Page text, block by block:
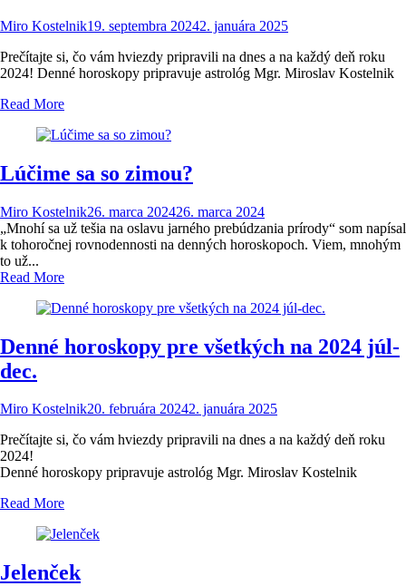
Miro Kostelnik19. septembra 20242. januára 2025
Prečítajte si, čo vám hviezdy pripravili na dnes a na každý deň roku
2024! Denné horoskopy pripravuje astrológ Mgr. Miroslav Kostelnik
Read More
Lúčime sa so zimou?
Miro Kostelnik26. marca 202426. marca 2024
„Mnohí sa už tešia na oslavu jarného prebúdzania prírody“ som napísal
k tohoročnej rovnodennosti na denných horoskopoch. Viem, mnohým
to už...
Read More
Denné horoskopy pre všetkých na 2024 júl-
dec.
Miro Kostelnik20. februára 20242. januára 2025
Prečítajte si, čo vám hviezdy pripravili na dnes a na každý deň roku
2024!
Denné horoskopy pripravuje astrológ Mgr. Miroslav Kostelnik
Read More
Jelenček